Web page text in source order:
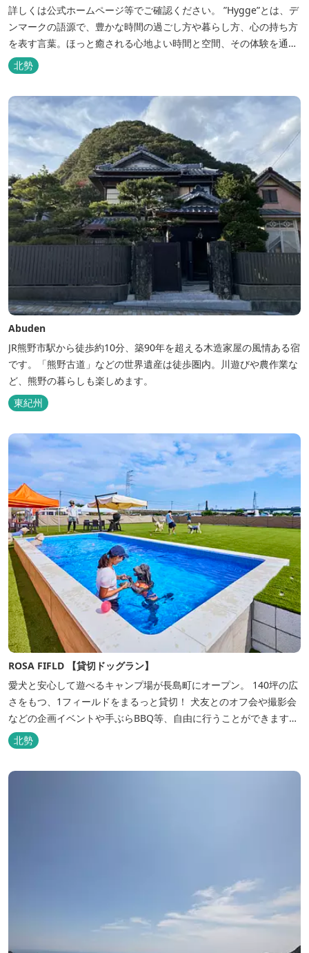
詳しくは公式ホームページ等でご確認ください。 ”Hygge”とは、デ
ンマークの語源で、豊かな時間の過ごし方や暮らし方、心の持ち方
を表す言葉。ほっと癒される心地よい時間と空間、その体験を通し
て得られる幸福感のことです。 デンマーク発のアウトドアブランド
「Nordisk（ノルディスク）」と三重県いなべ市が連携して手がけ
ました...
北勢
Abuden
JR熊野市駅から徒歩約10分、築90年を超える木造家屋の風情ある宿
です。「熊野古道」などの世界遺産は徒歩圏内。川遊びや農作業な
ど、熊野の暮らしも楽しめます。
東紀州
ROSA FIFLD 【貸切ドッグラン】
愛犬と安心して遊べるキャンプ場が長島町にオープン。 140坪の広
さをもつ、1フィールドをまるっと貸切！ 犬友とのオフ会や撮影会
などの企画イベントや手ぶらBBQ等、自由に行うことができます。
フードメニューも豊富で手ぶらでBBQを予算に合わせてお選びいた
だき、楽しんでいただくことがてぎます。 ドックランは全面人工芝
で水はけもよく、ワンちゃんの汚れを気にすることなく自由に遊
北勢